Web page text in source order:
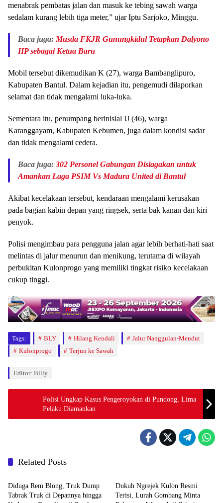
menabrak pembatas jalan dan masuk ke tebing sawah warga
sedalam kurang lebih tiga meter,” ujar Iptu Sarjoko, Minggu.
Baca juga: Musda FKJR Gunungkidul Tetapkan Dalyono
HP sebagai Ketua Baru
Mobil tersebut dikemudikan K (27), warga Bambanglipuro,
Kabupaten Bantul. Dalam kejadian itu, pengemudi dilaporkan
selamat dan tidak mengalami luka-luka.
Sementara itu, penumpang berinisial IJ (46), warga
Karanggayam, Kabupaten Kebumen, juga dalam kondisi sadar
dan tidak mengalami cedera.
Baca juga: 302 Personel Gabungan Disiagakan untuk
Amankan Laga PSIM Vs Madura United di Bantul
Akibat kecelakaan tersebut, kendaraan mengalami kerusakan
pada bagian kabin depan yang ringsek, serta bak kanan dan kiri
penyok.
Polisi mengimbau para pengguna jalan agar lebih berhati-hati saat
melintas di jalur menurun dan menikung, terutama di wilayah
perbukitan Kulonprogo yang memiliki tingkat risiko kecelakaan
cukup tinggi.
Tags: BLY Hilang Kendali
Jalur Nanggulan-Mendut
Kulonprogo
Terjun ke Sawah
Editor: Billy
Polisi Ungkap Kasus Pengeroyokan di Pundong, Lima
Pelaku Diamankan
Related Posts
Berita
Diduga Rem Blong, Truk Dump
Tabrak Truk di Depannya hingga
Dukuh Ngrejek Kulon Resmi
Terisi, Lurah Gombang Minta